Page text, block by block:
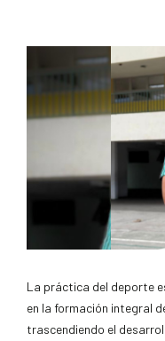
La práctica del deporte
en la formación integral
trascendiendo el